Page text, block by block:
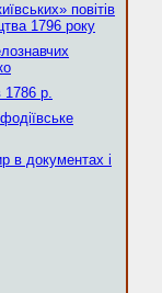
повітів
1796 року
1786 р.
в документах і